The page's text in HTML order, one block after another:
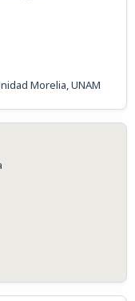
Morelia, UNAM